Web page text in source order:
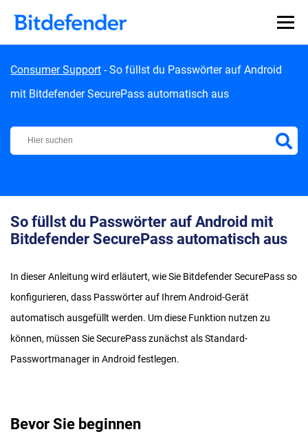
Consumer Support -So füllst du Passwörter auf Android
mit Bitdefender SecurePass automatisch aus
Bitdefender Support Center
So füllst du Passwörter auf Android mit
Bitdefender SecurePass automatisch aus
In dieser Anleitung wird erläutert, wie Sie Bitdefender SecurePass so
konfigurieren, dass Passwörter auf Ihrem Android-Gerät
automatisch ausgefüllt werden. Um diese Funktion nutzen zu
können, müssen Sie SecurePass zunächst als Standard-
Passwortmanager in Android festlegen.
Bevor Sie beginnen